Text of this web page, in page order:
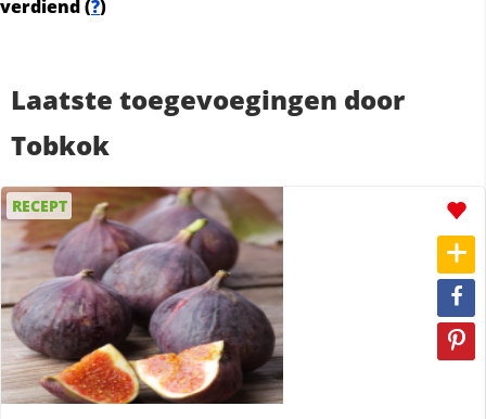
verdiend (?)
Laatste toegevoegingen door
Tobkok
RECEPT